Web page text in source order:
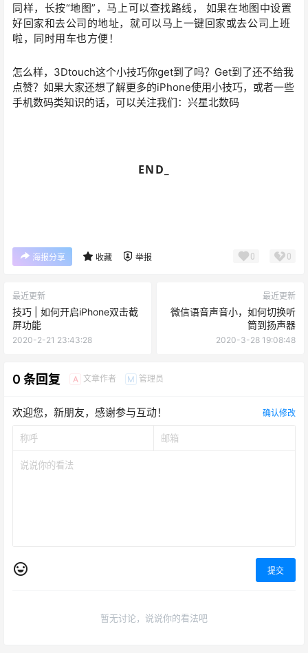
同样，长按“地图”，马上可以查找路线， 如果在地图中设置
好回家和去公司的地址，就可以马上一键回家或去公司上班
啦，同时用车也方便！
怎么样，3Dtouch这个小技巧你get到了吗？Get到了还不给我
点赞？如果大家还想了解更多的iPhone使用小技巧，或者一些
手机数码类知识的话，可以关注我们：兴星北数码
END_
海报分享 收藏 举报 0 0
最近更新
技巧 | 如何开启iPhone双击截
屏功能
2020-2-21 23:43:28
最近更新
微信语音声音小，如何切换听
筒到扬声器
2020-3-28 19:08:48
0 条回复 A 文章作者 M 管理员
欢迎您，新朋友，感谢参与互动！ 确认修改
提交
暂无讨论，说说你的看法吧